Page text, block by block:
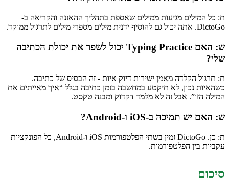
ת: כל המילים מגיעות ממילים שאספת בתהליך ההאזנה והקריאה ב-
DictoGo. אתה יכול גם להוסיף ידנית מילים מספרי מילים לתרגול ממוקד.
ש: האם Typing Practice יכול לשפר את יכולת הכתיבה
שלי?
ת: תרגול הקלדה מאמן ישירות דיוק איות - זה הבסיס של כתיבה.
כשהאיות נכון, לא תיקטע במחשבה בזמן כתיבה בגלל “איך מאייתים את
המילה הזו”. אבל זה לא מלמד דקדוק ומבנה טקסט.
ש: האם יש תמיכה ב-iOS ו-Android?
ת: כן. DictoGo זמין בשתי הפלטפורמות iOS ו-Android, כל הפונקציות
עקביות בין הפלטפורמות.
סיכום